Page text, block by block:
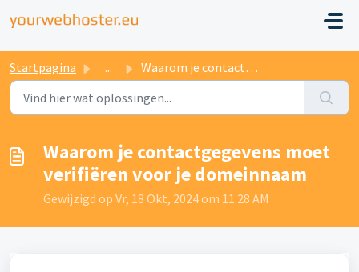
Startpagina ... Waarom je contactgegevens moet verifiëren voor je domeinnaam
Waarom je contactgegevens moet
verifiëren voor je domeinnaam
Gewijzigd op Vr, 18 Okt, 2024 om 11:28 AM